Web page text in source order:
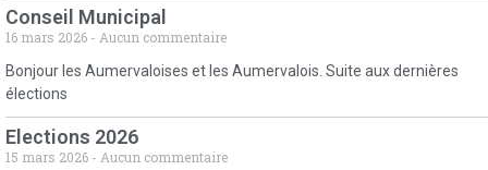
Conseil Municipal
16 mars 2026
Aucun commentaire
Bonjour les Aumervaloises et les Aumervalois. Suite aux dernières
élections
Elections 2026
15 mars 2026
Aucun commentaire